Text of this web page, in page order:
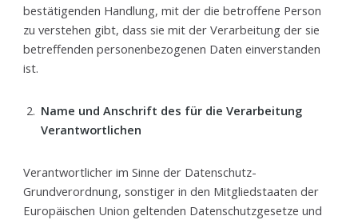
bestätigenden Handlung, mit der die betroffene Person
zu verstehen gibt, dass sie mit der Verarbeitung der sie
betreffenden personenbezogenen Daten einverstanden
ist.
Name und Anschrift des für die Verarbeitung
Verantwortlichen
Verantwortlicher im Sinne der Datenschutz-
Grundverordnung, sonstiger in den Mitgliedstaaten der
Europäischen Union geltenden Datenschutzgesetze und